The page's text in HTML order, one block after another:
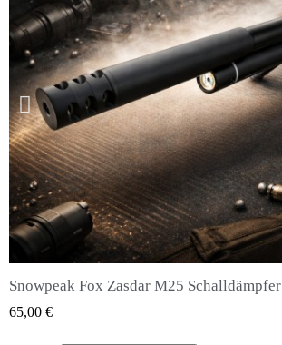
QUICK VIEW
Snowpeak Fox Zasdar M25 Schalldämpfer
65,00 €